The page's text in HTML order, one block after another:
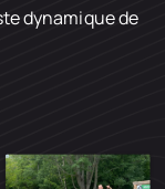
dynamique de